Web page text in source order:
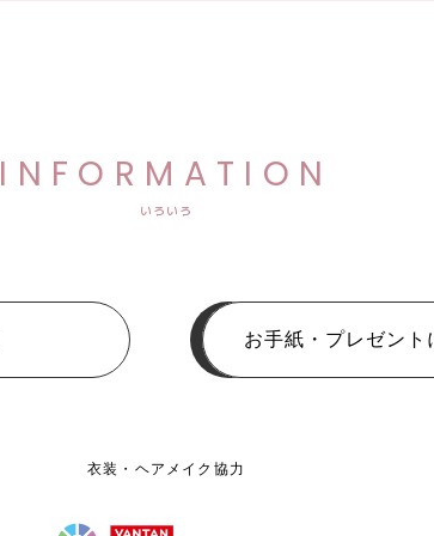
INFORMATION
いろいろ
お手紙・プレゼント
衣装・ヘアメイク協力